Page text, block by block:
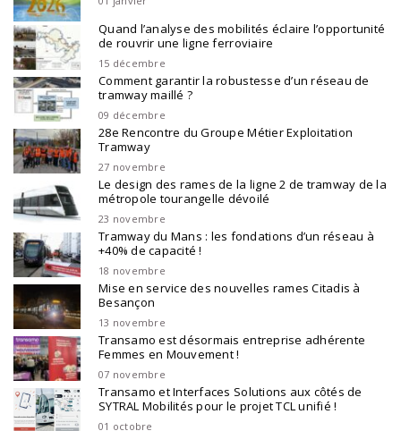
Quand l’analyse des mobilités éclaire l’opportunité
de rouvrir une ligne ferroviaire
15 décembre
Comment garantir la robustesse d’un réseau de
tramway maillé ?
09 décembre
28e Rencontre du Groupe Métier Exploitation
Tramway
27 novembre
Le design des rames de la ligne 2 de tramway de la
métropole tourangelle dévoilé
23 novembre
Tramway du Mans : les fondations d’un réseau à
+40% de capacité !
18 novembre
Mise en service des nouvelles rames Citadis à
Besançon
13 novembre
Transamo est désormais entreprise adhérente
Femmes en Mouvement !
07 novembre
Transamo et Interfaces Solutions aux côtés de
SYTRAL Mobilités pour le projet TCL unifié !
01 octobre